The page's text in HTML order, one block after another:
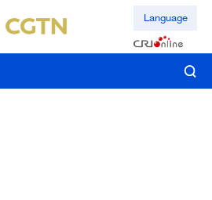
Language